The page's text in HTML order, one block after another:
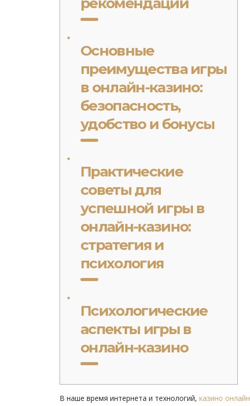
Основные
преимущества игры
в онлайн-казино:
безопасность,
удобство и бонусы
Практические
советы для
успешной игры в
онлайн-казино:
стратегия и
психология
Психологические
аспекты игры в
онлайн-казино
В наше время интернета и технологий, казино онлайн